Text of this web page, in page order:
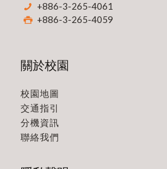
+886-3-265-4061
+886-3-265-4059
關於校園
校園地圖
交通指引
分機資訊
聯絡我們